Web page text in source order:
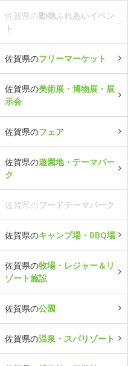
佐賀県の動物ふれあいイベン
ト
佐賀県のフリーマーケット
佐賀県の美術展・博物展・展
示会
佐賀県のフェア
佐賀県の遊園地・テーマパー
ク
佐賀県のフードテーマパーク
佐賀県のキャンプ場・BBQ場
佐賀県の牧場・レジャー＆リ
ゾート施設
佐賀県の公園
佐賀県の温泉・スパリゾート